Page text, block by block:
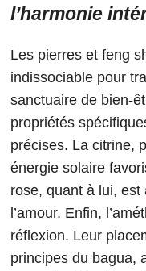
l’harmonie
Les pierres et feng
indissociable pour
sanctuaire de bien-
propriétés
précises. La citrine,
énergie solaire
rose, quant à lui, est
l’amour. Enfin,
réflexion. Leur
principes du bagua,